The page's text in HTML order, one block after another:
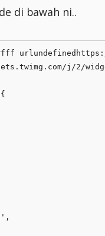
di bawah ni..
j/2/